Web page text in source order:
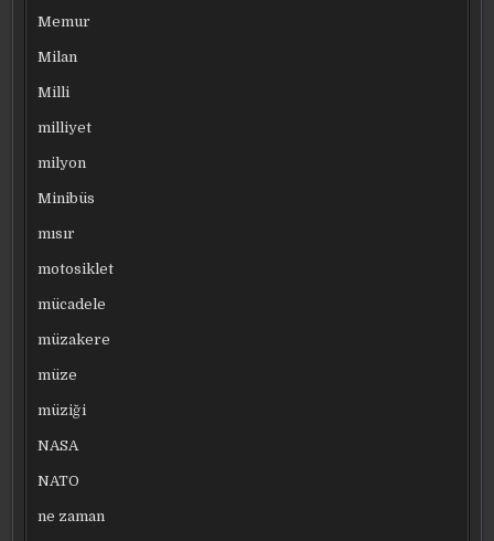
Memur
Milan
Milli
milliyet
milyon
Minibüs
mısır
motosiklet
mücadele
müzakere
müze
müziği
NASA
NATO
ne zaman